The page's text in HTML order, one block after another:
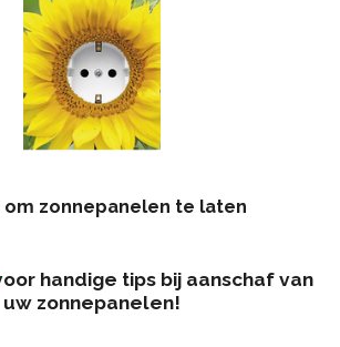
om zonnepanelen te laten
handige tips bij aanschaf van
uw zonnepanelen!